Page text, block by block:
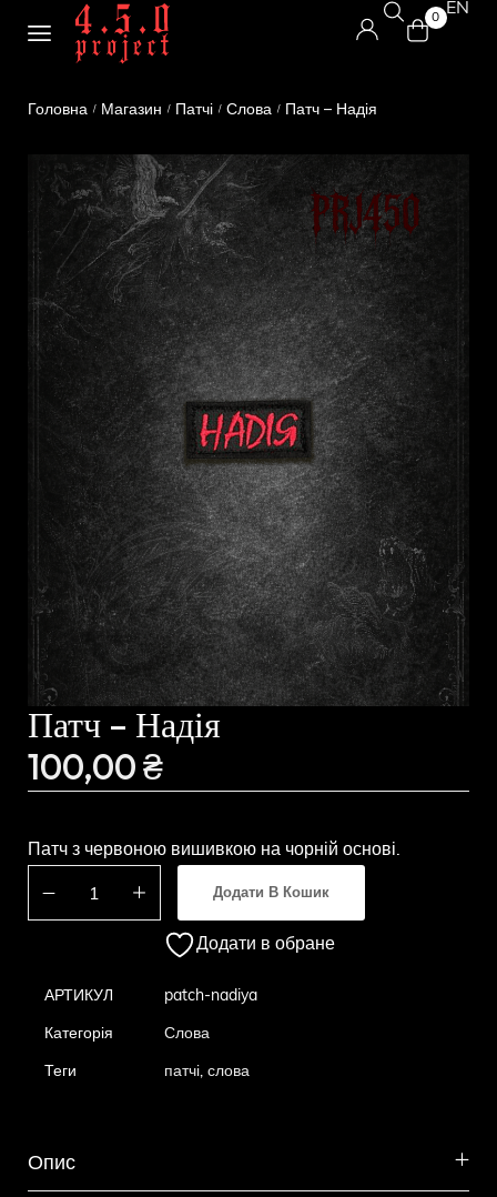
0 EN
Головна / Магазин / Патчі / Слова / Патч – Надія
Патч – Надія
100,00₴
Патч з червоною вишивкою на чорній основі.
Додати В Кошик
Додати в обране
АРТИКУЛ patch-nadiya
Категорія Слова
Теги патчі, слова
Опис